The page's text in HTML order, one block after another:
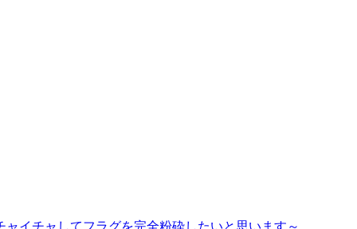
イチャしてフラグを完全粉砕したいと思います～